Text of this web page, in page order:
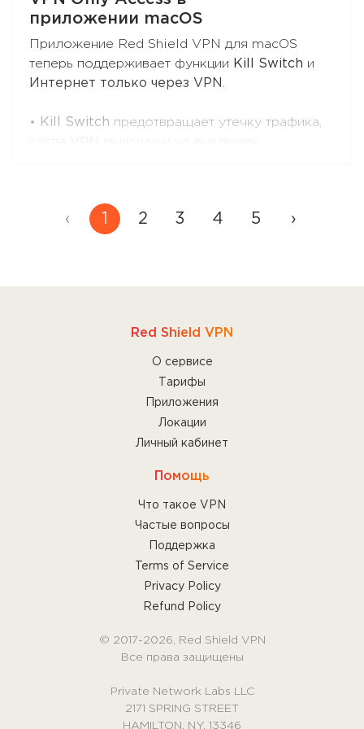
просто введите "Red Shield VPN" в поиске
AppStore.
приложении macOS
Приложение Red Shield VPN для macOS
теперь поддерживает функции Kill Switch и
Интернет только через VPN .
• Kill Switch предотвращает утечку трафика,
Если VPN будет выключен пользователем или
приложение будет закрыто по любой причине
Интернет только через VPN
предотвращает прямой доступ в интернет без
VPN всегда, даже если VPN был выключен
пользователем, приложение закрыто по
Прочитайте больше об этих функциях, чтобы
выбрать наиболее подходящую для Вас.
‹ 1 2 3 4 5 ›
Red Shield VPN
О сервисе
Тарифы
Приложения
Локации
Личный кабинет
Помощь
Что такое VPN
Частые вопросы
Поддержка
Terms of Service
Privacy Policy
Refund Policy
© 2017-2026, Red Shield VPN
Все права защищены
Private Network Labs LLC
2171 SPRING STREET
HAMILTON, NY, 13346